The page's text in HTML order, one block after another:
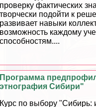
проверку фактических
творчески подойти к
развивает навыки
возможность каждому
способностям....
Программа
этнография Сибири"
Курс по выбору "Сибирь: